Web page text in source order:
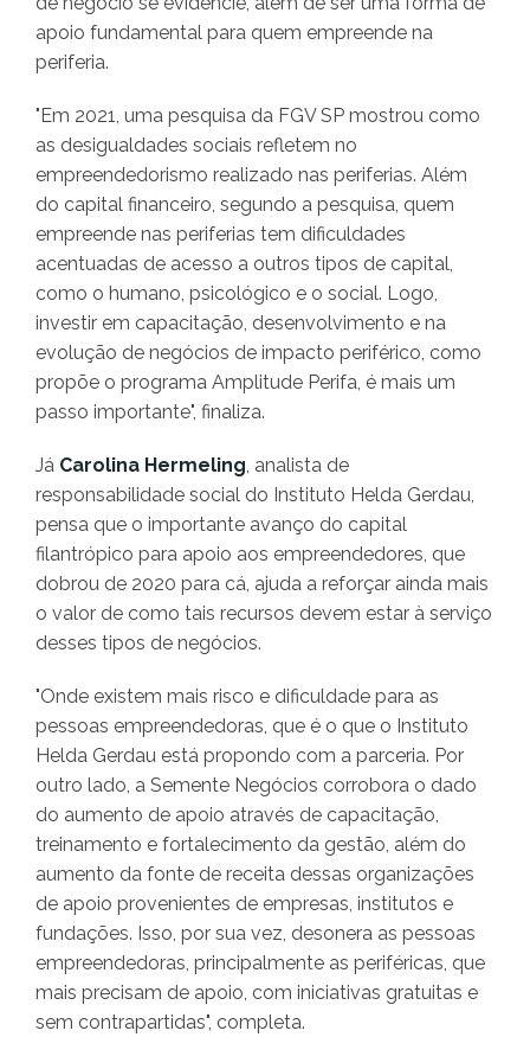
apoio fundamental para quem empreende na
periferia.
"Em 2021, uma pesquisa da FGV SP mostrou como
as desigualdades sociais refletem no
empreendedorismo realizado nas periferias. Além
do capital financeiro, segundo a pesquisa, quem
empreende nas periferias tem dificuldades
acentuadas de acesso a outros tipos de capital,
como o humano, psicológico e o social. Logo,
investir em capacitação, desenvolvimento e na
evolução de negócios de impacto periférico, como
propõe o programa Amplitude Perifa, é mais um
passo importante", finaliza.
Já Carolina Hermeling, analista de
responsabilidade social do Instituto Helda Gerdau,
pensa que o importante avanço do capital
filantrópico para apoio aos empreendedores, que
dobrou de 2020 para cá, ajuda a reforçar ainda mais
o valor de como tais recursos devem estar à serviço
desses tipos de negócios.
"Onde existem mais risco e dificuldade para as
pessoas empreendedoras, que é o que o Instituto
Helda Gerdau está propondo com a parceria. Por
outro lado, a Semente Negócios corrobora o dado
do aumento de apoio através de capacitação,
treinamento e fortalecimento da gestão, além do
aumento da fonte de receita dessas organizações
de apoio provenientes de empresas, institutos e
fundações. Isso, por sua vez, desonera as pessoas
empreendedoras, principalmente as periféricas, que
mais precisam de apoio, com iniciativas gratuitas e
sem contrapartidas", completa.